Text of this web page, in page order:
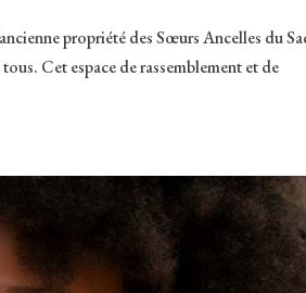
propriété des Sœurs Ancelles du
Cet espace de rassemblement et de